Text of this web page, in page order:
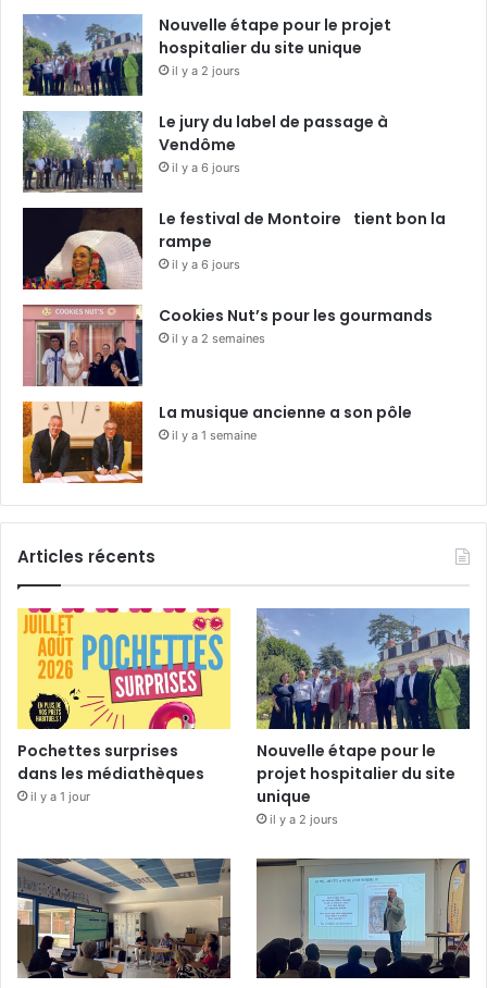
Nouvelle étape pour le projet
hospitalier du site unique
il y a 2 jours
Le jury du label de passage à
Vendôme
il y a 6 jours
Le festival de Montoire tient bon la
rampe
il y a 6 jours
Cookies Nut’s pour les gourmands
il y a 2 semaines
La musique ancienne a son pôle
il y a 1 semaine
Articles récents
Pochettes surprises
dans les médiathèques
il y a 1 jour
Nouvelle étape pour le
projet hospitalier du site
unique
il y a 2 jours